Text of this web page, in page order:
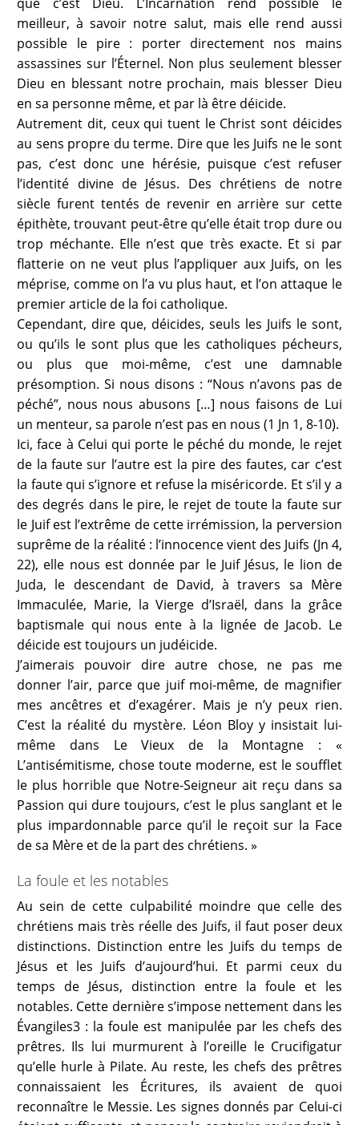
meilleur, à savoir notre salut, mais elle rend aussi
possible le pire : porter directement nos mains
assassines sur l’Éternel. Non plus seulement blesser
Dieu en blessant notre prochain, mais blesser Dieu
en sa personne même, et par là être déicide.
Autrement dit, ceux qui tuent le Christ sont déicides
au sens propre du terme. Dire que les Juifs ne le sont
pas, c’est donc une hérésie, puisque c’est refuser
l’identité divine de Jésus. Des chrétiens de notre
siècle furent tentés de revenir en arrière sur cette
épithète, trouvant peut-être qu’elle était trop dure ou
trop méchante. Elle n’est que très exacte. Et si par
flatterie on ne veut plus l’appliquer aux Juifs, on les
méprise, comme on l’a vu plus haut, et l’on attaque le
premier article de la foi catholique.
Cependant, dire que, déicides, seuls les Juifs le sont,
ou qu’ils le sont plus que les catholiques pécheurs,
ou plus que moi-même, c’est une damnable
présomption. Si nous disons : “Nous n’avons pas de
péché”, nous nous abusons […] nous faisons de Lui
un menteur, sa parole n’est pas en nous (1 Jn 1, 8-10).
Ici, face à Celui qui porte le péché du monde, le rejet
de la faute sur l’autre est la pire des fautes, car c’est
la faute qui s’ignore et refuse la miséricorde. Et s’il y a
des degrés dans le pire, le rejet de toute la faute sur
le Juif est l’extrême de cette irrémission, la perversion
suprême de la réalité : l’innocence vient des Juifs (Jn 4,
22), elle nous est donnée par le Juif Jésus, le lion de
Juda, le descendant de David, à travers sa Mère
Immaculée, Marie, la Vierge d’Israël, dans la grâce
baptismale qui nous ente à la lignée de Jacob. Le
déicide est toujours un judéicide.
J’aimerais pouvoir dire autre chose, ne pas me
donner l’air, parce que juif moi-même, de magnifier
mes ancêtres et d’exagérer. Mais je n’y peux rien.
C’est la réalité du mystère. Léon Bloy y insistait lui-
même dans Le Vieux de la Montagne : «
L’antisémitisme, chose toute moderne, est le soufflet
le plus horrible que Notre-Seigneur ait reçu dans sa
Passion qui dure toujours, c’est le plus sanglant et le
plus impardonnable parce qu’il le reçoit sur la Face
de sa Mère et de la part des chrétiens. »
La foule et les notables
Au sein de cette culpabilité moindre que celle des
chrétiens mais très réelle des Juifs, il faut poser deux
distinctions. Distinction entre les Juifs du temps de
Jésus et les Juifs d’aujourd’hui. Et parmi ceux du
temps de Jésus, distinction entre la foule et les
notables. Cette dernière s’impose nettement dans les
Évangiles3 : la foule est manipulée par les chefs des
prêtres. Ils lui murmurent à l’oreille le Crucifigatur
qu’elle hurle à Pilate. Au reste, les chefs des prêtres
connaissaient les Écritures, ils avaient de quoi
reconnaître le Messie. Les signes donnés par Celui-ci